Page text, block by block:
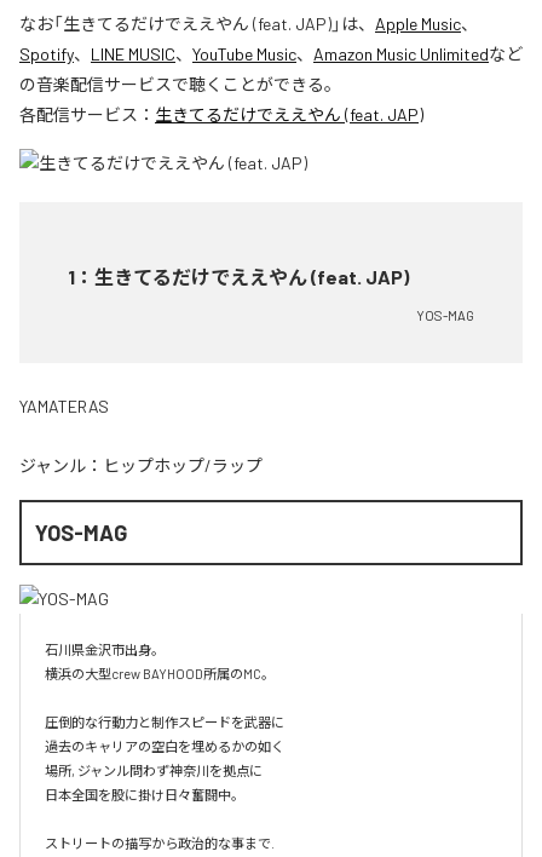
なお「生きてるだけでええやん (feat. JAP)」は、 Apple Music、
Spotify、 LINE MUSIC、 YouTube Music、 Amazon Music Unlimitedなど
の音楽配信サービスで聴くことができる。
各配信サービス： 生きてるだけでええやん (feat. JAP)
1 ： 生きてるだけでええやん (feat. JAP)
YOS-MAG
YAMATERAS
ジャンル： ヒップホップ/ラップ
YOS-MAG
石川県金沢市出身。
横浜の大型crew BAYHOOD所属のMC。
圧倒的な行動力と制作スピードを武器に
過去のキャリアの空白を埋めるかの如く
場所, ジャンル問わず神奈川を拠点に
日本全国を股に掛け日々奮闘中。
ストリートの描写から政治的な事まで.